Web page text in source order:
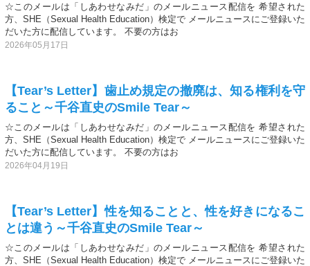
☆このメールは「しあわせなみだ」のメールニュース配信を 希望された
方、SHE（Sexual Health Education）検定で メールニュースにご登録いた
だいた方に配信しています。 不要の方はお
2026年05月17日
【Tear’s Letter】歯止め規定の撤廃は、知る権利を守
ること～千谷直史のSmile Tear～
☆このメールは「しあわせなみだ」のメールニュース配信を 希望された
方、SHE（Sexual Health Education）検定で メールニュースにご登録いた
だいた方に配信しています。 不要の方はお
2026年04月19日
【Tear’s Letter】性を知ることと、性を好きになるこ
とは違う～千谷直史のSmile Tear～
☆このメールは「しあわせなみだ」のメールニュース配信を 希望された
方、SHE（Sexual Health Education）検定で メールニュースにご登録いた